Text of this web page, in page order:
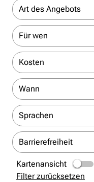
Art des Angebots
Für wen
Kosten
Wann
Sprachen
Barrierefreiheit
Kartenansicht
Filter zurücksetzen